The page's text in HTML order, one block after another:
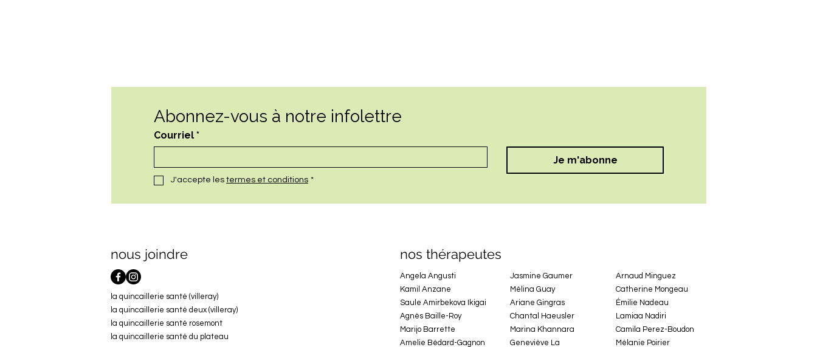
Abonnez-vous à notre infolettre
Courriel *
Je m'abonne
J'accepte les termes et conditions *
nous joindre
la quincaillerie santé (villeray)
la quincaillerie santé deux (villeray)
la quincaillerie santé rosemont
la quincaillerie santé du plateau
nos thérapeutes
Angela Angusti
Kamil Anzane
Saule Amirbekova Ikigai
Agnès Baille-Roy
Marijo Barrette
Amelie Bédard-Gagnon
Jasmine Gaumer
Mélina Guay
Ariane Gingras
Chantal Haeusler
Marina Khannara
Geneviève La
Arnaud Minguez
Catherine Mongeau
Émilie Nadeau
Lamiaa Nadiri
Camila Perez-Boudon
Mélanie Poirier